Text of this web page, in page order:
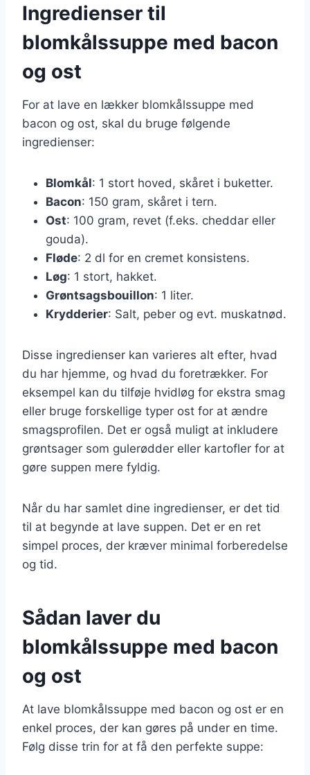
Ingredienser til
blomkålssuppe med bacon
og ost
For at lave en lækker blomkålssuppe med
bacon og ost, skal du bruge følgende
ingredienser:
Blomkål: 1 stort hoved, skåret i buketter.
Bacon: 150 gram, skåret i tern.
Ost: 100 gram, revet (f.eks. cheddar eller
gouda).
Fløde: 2 dl for en cremet konsistens.
Løg: 1 stort, hakket.
Grøntsagsbouillon: 1 liter.
Krydderier: Salt, peber og evt. muskatnød.
Disse ingredienser kan varieres alt efter, hvad
du har hjemme, og hvad du foretrækker. For
eksempel kan du tilføje hvidløg for ekstra smag
eller bruge forskellige typer ost for at ændre
smagsprofilen. Det er også muligt at inkludere
grøntsager som gulerødder eller kartofler for at
gøre suppen mere fyldig.
Når du har samlet dine ingredienser, er det tid
til at begynde at lave suppen. Det er en ret
simpel proces, der kræver minimal forberedelse
og tid.
Sådan laver du
blomkålssuppe med bacon
og ost
At lave blomkålssuppe med bacon og ost er en
enkel proces, der kan gøres på under en time.
Følg disse trin for at få den perfekte suppe: